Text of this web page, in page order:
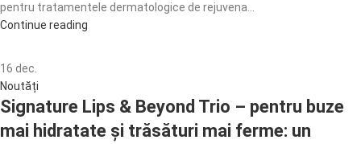
pentru tratamentele dermatologice de rejuvena...
Continue reading
16 dec.
Noutăți
Signature Lips & Beyond Trio – pentru buze
mai hidratate și trăsături mai ferme: un